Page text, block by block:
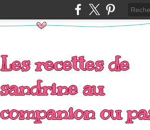
Les recettes de
sandrine au
companion ou